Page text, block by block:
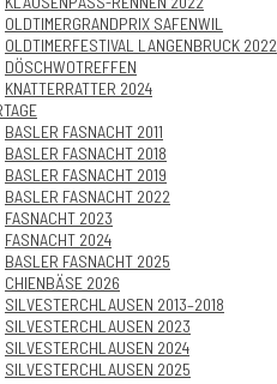
OLDTIMERGRANDPRIX SAFENWIL
OLDTIMERFESTIVAL LANGENBRUCK 2022
DÖSCHWOTREFFEN
KNATTERRATTER 2024
BASLER FASNACHT 2011
BASLER FASNACHT 2018
BASLER FASNACHT 2019
BASLER FASNACHT 2022
FASNACHT 2023
FASNACHT 2024
BASLER FASNACHT 2025
CHIENBÄSE 2026
SILVESTERCHLAUSEN 2013–2018
SILVESTERCHLAUSEN 2023
SILVESTERCHLAUSEN 2024
SILVESTERCHLAUSEN 2025